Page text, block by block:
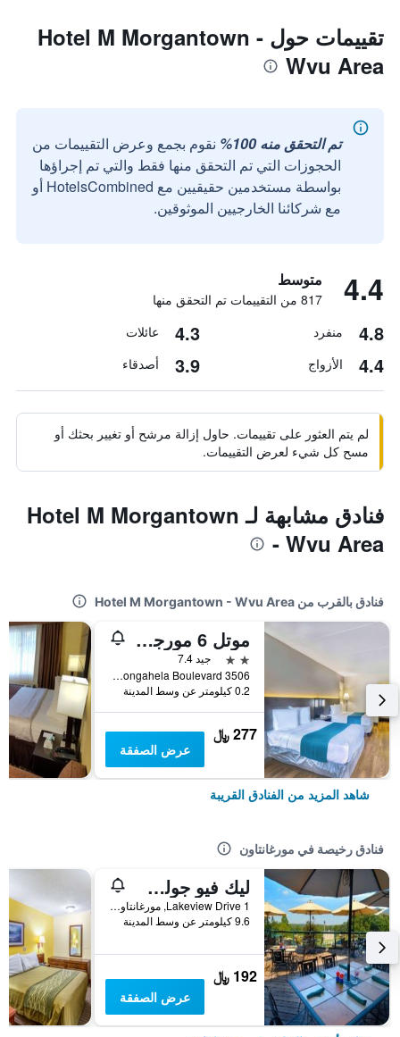
تقييمات حول Hotel M Morgantown -
Wvu Area
تم التحقق منه 100%
نقوم بجمع وعرض التقييمات من
الحجوزات التي تم التحقق منها فقط والتي تم إجراؤها
بواسطة مستخدمين حقيقيين مع HotelsCombined أو
مع شركائنا الخارجيين الموثوقين.
4.4 متوسط
817 من التقييمات تم التحقق منها
4.8 منفرد 4.3 عائلات
4.4 الأزواج 3.9 أصدقاء
لم يتم العثور على تقييمات. حاول إزالة مرشح أو تغيير بحثك أو
مسح كل شيء لعرض التقييمات.
فنادق مشابهة لـ Hotel M Morgantown
- Wvu Area
فنادق بالقرب من Hotel M Morgantown - Wvu Area
موتل 6 مورجانتاون، ويست فيرجينيا
2 نجمتين
جيد 7.4
3506 Monongahela Boulevard, مورغانتاون, WV, الولايات المتحدة الأميريكية
0.2 كيلومتر عن وسط المدينة
277 ﷼
عرض الصفقة
شاهد المزيد من الفنادق القريبة
فنادق رخيصة في مورغانتاون
ليك فيو جولف ريزورت
1 Lakeview Drive, مورغانتاون, WV, الولايات المتحدة الأميريكية
9.6 كيلومتر عن وسط المدينة
192 ﷼
عرض الصفقة